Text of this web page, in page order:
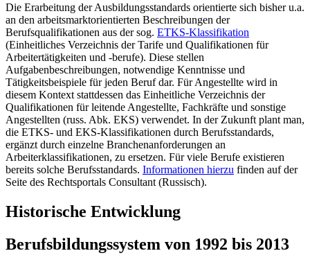
Die Erarbeitung der Ausbildungsstandards orientierte sich bisher u.a.
an den arbeitsmarktorientierten Beschreibungen der
Berufsqualifikationen aus der sog. ETKS-Klassifikation
(Einheitliches Verzeichnis der Tarife und Qualifikationen für
Arbeitertätigkeiten und -berufe). Diese stellen
Aufgabenbeschreibungen, notwendige Kenntnisse und
Tätigkeitsbeispiele für jeden Beruf dar. Für Angestellte wird in
diesem Kontext stattdessen das Einheitliche Verzeichnis der
Qualifikationen für leitende Angestellte, Fachkräfte und sonstige
Angestellten (russ. Abk. EKS) verwendet. In der Zukunft plant man,
die ETKS- und EKS-Klassifikationen durch Berufsstandards,
ergänzt durch einzelne Branchenanforderungen an
Arbeiterklassifikationen, zu ersetzen. Für viele Berufe existieren
bereits solche Berufsstandards. Informationen hierzu finden auf der
Seite des Rechtsportals Consultant (Russisch).
Historische Entwicklung
Berufsbildungssystem von 1992 bis 2013